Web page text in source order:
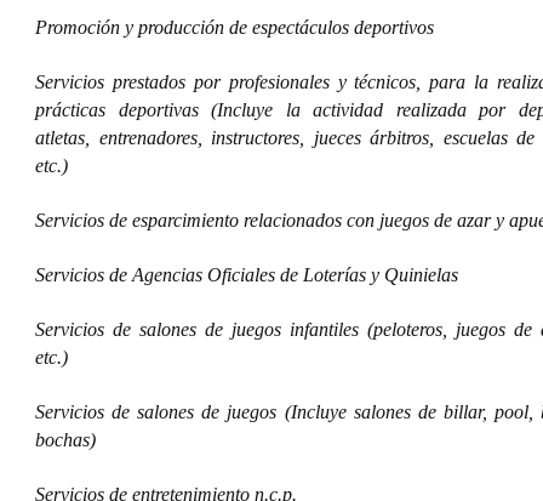
Promoción y producción de espectáculos deportivos
Servicios prestados por profesionales y técnicos, para la
prácticas deportivas (Incluye la actividad realizada por
atletas, entrenadores, instructores, jueces árbitros, escuelas de
etc.)
Servicios de esparcimiento relacionados con juegos de azar y
Servicios de Agencias Oficiales de Loterías y Quinielas
Servicios de salones de juegos infantiles (peloteros, juegos de
etc.)
Servicios de salones de juegos (Incluye salones de billar, pool,
bochas)
Servicios de entretenimiento n.c.p.